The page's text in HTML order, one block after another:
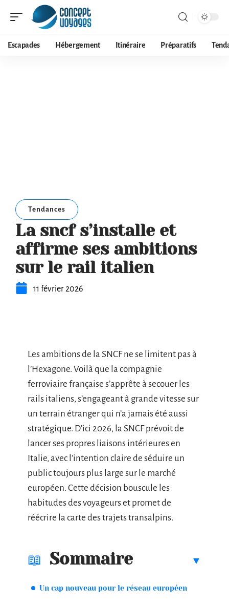
Escapades Hébergement Itinéraire Préparatifs
Tendances
La sncf s’installe et
affirme ses ambitions
sur le rail italien
11 février 2026
Les ambitions de la SNCF ne se limitent pas à
l’Hexagone. Voilà que la compagnie
ferroviaire française s’apprête à secouer les
rails italiens, s’engageant à grande vitesse sur
un terrain étranger qui n’a jamais été aussi
stratégique. D’ici 2026, la SNCF prévoit de
lancer ses propres liaisons intérieures en
Italie, avec l’intention claire de séduire un
public toujours plus large sur le marché
européen. Cette décision bouscule les
habitudes des voyageurs et promet de
réécrire la carte des trajets transalpins.
Sommaire
Un cap nouveau pour le réseau européen